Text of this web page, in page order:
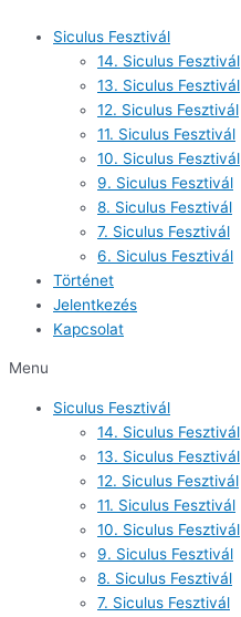
Siculus Fesztivál
14. Siculus Fesztivál
13. Siculus Fesztivál
12. Siculus Fesztivál
11. Siculus Fesztivál
10. Siculus Fesztivál
9. Siculus Fesztivál
8. Siculus Fesztivál
7. Siculus Fesztivál
6. Siculus Fesztivál
Történet
Jelentkezés
Kapcsolat
Menu
Siculus Fesztivál
14. Siculus Fesztivál
13. Siculus Fesztivál
12. Siculus Fesztivál
11. Siculus Fesztivál
10. Siculus Fesztivál
9. Siculus Fesztivál
8. Siculus Fesztivál
7. Siculus Fesztivál